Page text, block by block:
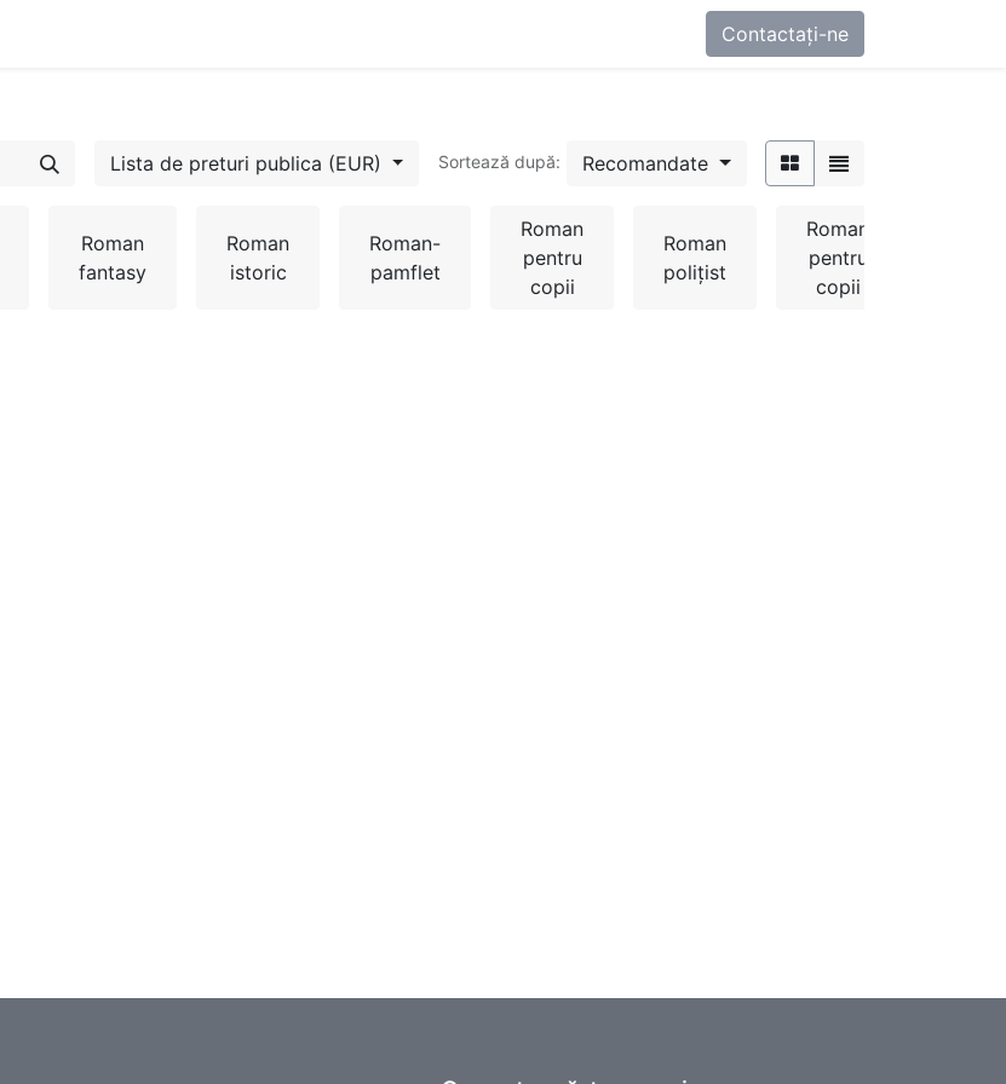
Contactați-ne
Lista de preturi publica (EUR) Sortează după: Recomandate
Roman
fantasy
Roman
istoric
Roman-
pamflet
Roman
pentru
copii
Roman
polițist
Roman
pentru
copii